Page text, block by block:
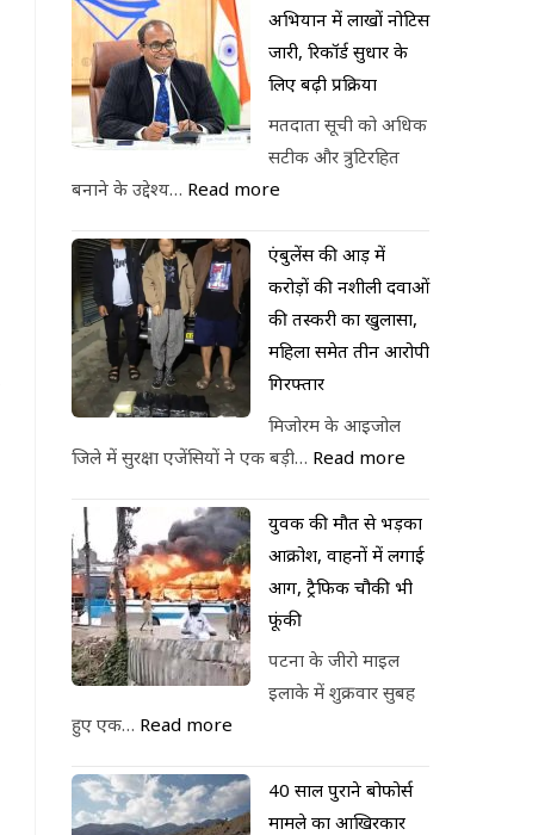
अभियान में लाखों नोटिस
जारी, रिकॉर्ड सुधार के
लिए बढ़ी प्रक्रिया
मतदाता सूची को अधिक
सटीक और त्रुटिरहित
बनाने के उद्देश्य… Read more
एंबुलेंस की आड़ में
करोड़ों की नशीली दवाओं
की तस्करी का खुलासा,
महिला समेत तीन आरोपी
गिरफ्तार
मिजोरम के आइजोल
जिले में सुरक्षा एजेंसियों ने एक बड़ी… Read more
युवक की मौत से भड़का
आक्रोश, वाहनों में लगाई
आग, ट्रैफिक चौकी भी
फूंकी
पटना के जीरो माइल
इलाके में शुक्रवार सुबह
हुए एक… Read more
40 साल पुराने बोफोर्स
मामले का आखिरकार